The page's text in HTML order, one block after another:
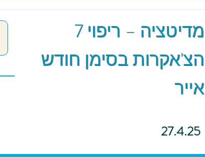
מדיטציה – ריפוי 7
הצ'אקרות בסימן חודש
אייר
27.4.25